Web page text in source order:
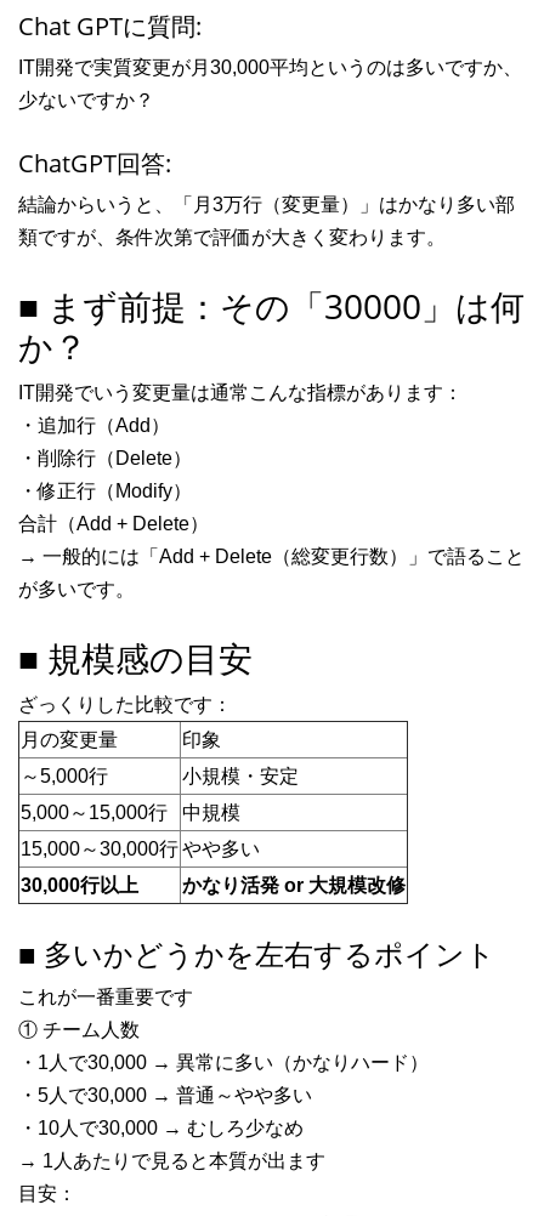
Chat GPTに質問:
IT開発で実質変更が月30,000平均というのは多いですか、
少ないですか？
ChatGPT回答:
結論からいうと、「月3万行（変更量）」はかなり多い部
類ですが、条件次第で評価が大きく変わります。
■ まず前提：その「30000」は何
か？
IT開発でいう変更量は通常こんな指標があります：
・追加行（Add）
・削除行（Delete）
・修正行（Modify）
合計（Add + Delete）
→ 一般的には「Add + Delete（総変更行数）」で語ること
が多いです。
■ 規模感の目安
ざっくりした比較です：
月の変更量
印象
～5,000行
小規模・安定
5,000～15,000行
中規模
15,000～30,000行やや多い
30,000行以上
かなり活発 or 大規模改修
■ 多いかどうかを左右するポイント
これが一番重要です
① チーム人数
・1人で30,000 → 異常に多い（かなりハード）
・5人で30,000 → 普通～やや多い
・10人で30,000 → むしろ少なめ
→ 1人あたりで見ると本質が出ます
目安：